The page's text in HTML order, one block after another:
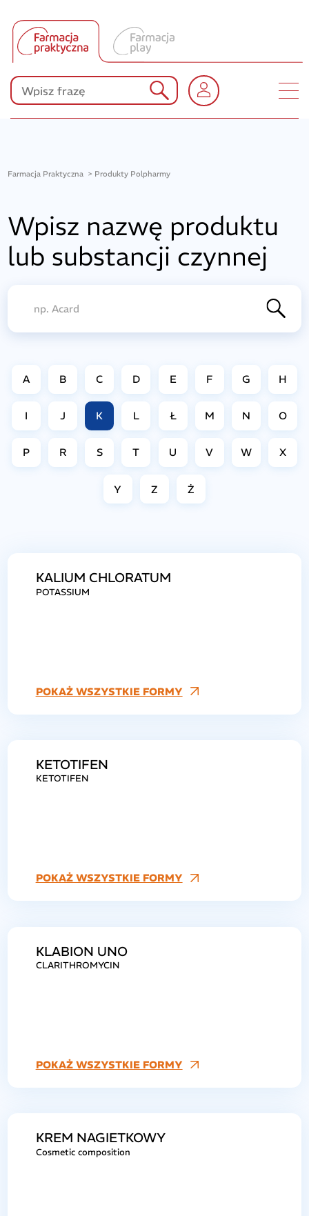
Produkty Polpharmy
KONKURSY
Farmacja Praktyczna Produkty Polpharmy
Wpisz nazwę produktu
lub substancji czynnej
A B C D E F G H
I J K L Ł M N O
P R S T U V W X
Y Z Ż
KALIUM CHLORATUM
POTASSIUM
POKAŻ WSZYSTKIE FORMY
KETOTIFEN
KETOTIFEN
POKAŻ WSZYSTKIE FORMY
KLABION UNO
CLARITHROMYCIN
POKAŻ WSZYSTKIE FORMY
KREM NAGIETKOWY
Cosmetic composition